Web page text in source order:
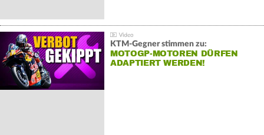
KTM-Gegner stimmen zu:
MOTOGP-MOTOREN DÜRFEN
ADAPTIERT WERDEN!